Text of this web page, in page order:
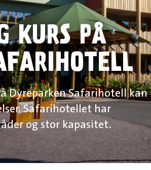
KURS PÅ
Dyreparken Safarihotell kan
Safarihotellet har
og stor kapasitet.